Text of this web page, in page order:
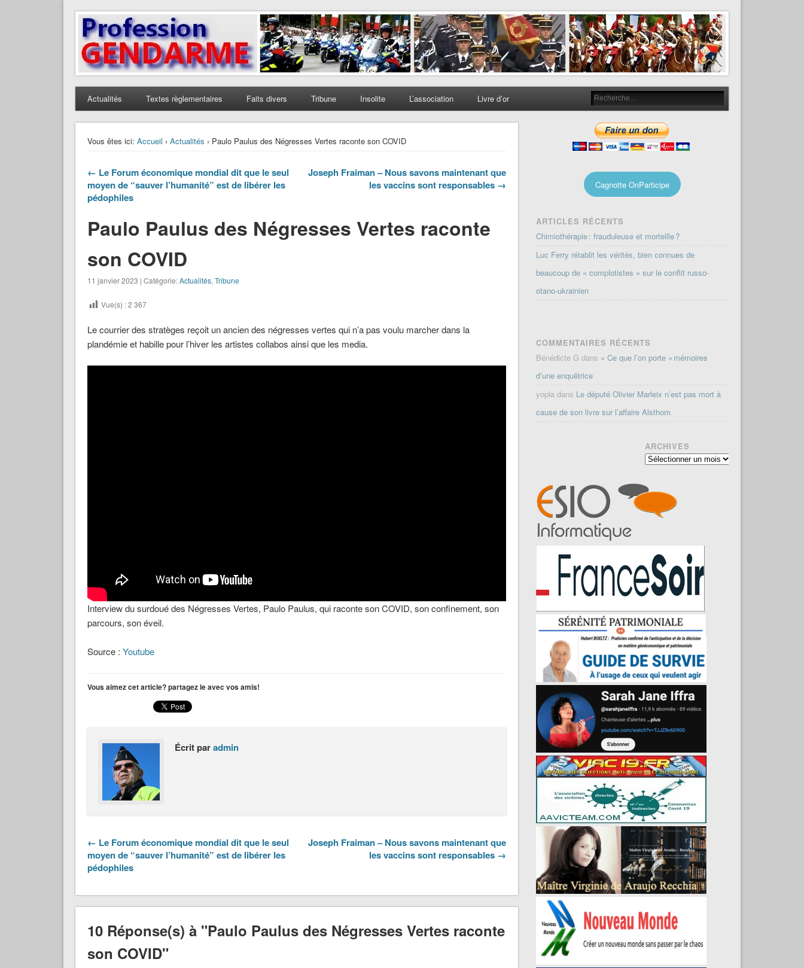
Profession Gendarme
Le journal des gendarmes
Actualités Textes règlementaires Faits divers Tribune Insolite L’association Livre d’or
Vous êtes ici: Accueil › Actualités › Paulo Paulus des Négresses Vertes raconte son COVID
← Le Forum économique mondial dit que le seul
moyen de “sauver l’humanité” est de libérer les
pédophiles
Joseph Fraiman – Nous savons maintenant que
les vaccins sont responsables →
Paulo Paulus des Négresses Vertes raconte
son COVID
11 janvier 2023 | Catégorie:Actualités, Tribune
Vue(s) :2 367
Le courrier des stratèges reçoit un ancien des négresses vertes qui n’a pas voulu marcher dans la
plandémie et habille pour l’hiver les artistes collabos ainsi que les media.
Interview du surdoué des Négresses Vertes, Paulo Paulus, qui raconte son COVID, son confinement, son
parcours, son éveil.
Source : Youtube
Vous aimez cet article? partagez le avec vos amis!
Écrit paradmin
← Le Forum économique mondial dit que le seul
moyen de “sauver l’humanité” est de libérer les
pédophiles
Joseph Fraiman – Nous savons maintenant que
les vaccins sont responsables →
10 Réponse(s) à "Paulo Paulus des Négresses Vertes raconte
son COVID"
Cagnotte OnParticipe
ARTICLES RÉCENTS
Chimiothérapie : frauduleuse et mortellle ?
Luc Ferry rétablit les vérités, bien connues de
beaucoup de « complotistes » sur le conflit russo-
otano-ukrainien
COMMENTAIRES RÉCENTS
Bénédicte G dans « Ce que l’on porte » mémoires
d’une enquêtrice
yopla dans Le député Olivier Marleix n’est pas mort à
cause de son livre sur l’affaire Alsthom
ARCHIVES
Archives